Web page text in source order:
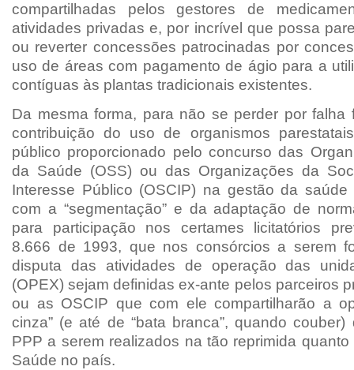
compartilhadas pelos gestores de
atividades privadas e, por incrível que possa
ou reverter concessões patrocinadas por
uso de áreas com pagamento de ágio para a
contíguas às plantas tradicionais existentes.
Da mesma forma, para não se perder por falha
contribuição do uso de organismos
público proporcionado pelo concurso das
da Saúde (OSS) ou das Organizações da
Interesse Público (OSCIP) na gestão da
com a “segmentação” e da adaptação de
para participação nos certames licitatórios
8.666 de 1993, que nos consórcios a serem
disputa das atividades de operação das
(OPEX) sejam definidas ex-ante pelos parceiros
ou as OSCIP que com ele compartilharão a
cinza” (e até de “bata branca”, quando
PPP a serem realizados na tão reprimida
Saúde no país.